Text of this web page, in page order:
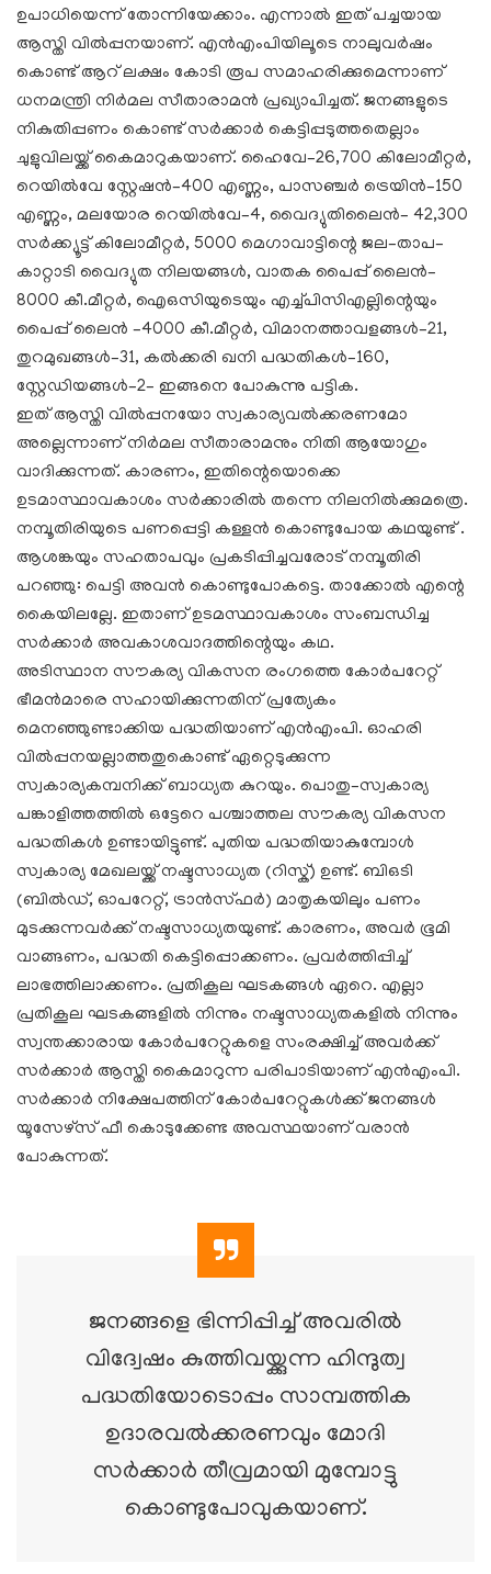
ഉപാധിയെന്ന് തോന്നിയേക്കാം. എന്നാൽ ഇത് പച്ചയായ
ആസ്തി വിൽപ്പനയാണ്‌. എൻഎംപിയിലൂടെ നാലുവർഷം
കൊണ്ട് ആറ് ലക്ഷം കോടി രൂപ സമാഹരിക്കുമെന്നാണ്
ധനമന്ത്രി നിർമല സീതാരാമൻ പ്രഖ്യാപിച്ചത്. ജനങ്ങളുടെ
നികുതിപ്പണം കൊണ്ട് സർക്കാർ കെട്ടിപ്പടുത്തതെല്ലാം
ചുളുവിലയ്ക്ക് കൈമാറുകയാണ്. ഹൈവേ–26,700 കിലോമീറ്റർ,
റെയിൽവേ സ്റ്റേഷൻ–400 എണ്ണം, പാസഞ്ചർ ട്രെയിൻ–150
എണ്ണം, മലയോര റെയിൽവേ–4, വൈദ്യുതിലൈൻ– 42,300
സർക്ക്യൂട്ട് കിലോമീറ്റർ, 5000 മെഗാവാട്ടിന്റെ ജല–താപ–
കാറ്റാടി വൈദ്യുത നിലയങ്ങൾ, വാതക പൈപ്പ് ലൈൻ–
8000 കീ.മീറ്റർ, ഐഒസിയുടെയും എച്ച്പിസിഎല്ലിന്റെയും
പൈപ്പ്‌ ലൈൻ –4000 കീ.മീറ്റർ, വിമാനത്താവളങ്ങൾ–21,
തുറമുഖങ്ങൾ–31, കൽക്കരി ഖനി പദ്ധതികൾ–160,
സ്റ്റേഡിയങ്ങൾ–2– ഇങ്ങനെ പോകുന്നു പട്ടിക.
ഇത് ആസ്തി വിൽപ്പനയോ സ്വകാര്യവൽക്കരണമോ
അല്ലെന്നാണ് നിർമല സീതാരാമനും നിതി ആയോഗും
വാദിക്കുന്നത്. കാരണം, ഇതിന്റെയൊക്കെ
ഉടമാസ്ഥാവകാശം സർക്കാരിൽ തന്നെ നിലനിൽക്കുമത്രെ.
നമ്പൂതിരിയുടെ പണപ്പെട്ടി കള്ളൻ കൊണ്ടുപോയ കഥയുണ്ട് .
ആശങ്കയും സഹതാപവും പ്രകടിപ്പിച്ചവരോട് നമ്പൂതിരി
പറഞ്ഞു: പെട്ടി അവൻ കൊണ്ടുപോകട്ടെ. താക്കോൽ എന്റെ
കൈയിലല്ലേ. ഇതാണ് ഉടമസ്ഥാവകാശം സംബന്ധിച്ച
സർക്കാർ അവകാശവാദത്തിന്റെയും കഥ.
അടിസ്ഥാന സൗകര്യ വികസന രംഗത്തെ കോർപറേറ്റ്
ഭീമൻമാരെ സഹായിക്കുന്നതിന് പ്രത്യേകം
മെനഞ്ഞുണ്ടാക്കിയ പദ്ധതിയാണ് എൻഎംപി. ഓഹരി
വിൽപ്പനയല്ലാത്തതുകൊണ്ട് ഏറ്റെടുക്കുന്ന
സ്വകാര്യകമ്പനിക്ക് ബാധ്യത കുറയും. പൊതു–സ്വകാര്യ
പങ്കാളിത്തത്തിൽ ഒട്ടേറെ പശ്ചാത്തല സൗകര്യ വികസന
പദ്ധതികൾ ഉണ്ടായിട്ടുണ്ട്. പുതിയ പദ്ധതിയാകുമ്പോൾ
സ്വകാര്യ മേഖലയ്ക്ക് നഷ്ടസാധ്യത (റിസ്ക്) ഉണ്ട്. ബിഒടി
(ബിൽഡ്, ഓപറേറ്റ്, ട്രാൻസ്ഫർ) മാതൃകയിലും പണം
മുടക്കുന്നവർക്ക് നഷ്ടസാധ്യതയുണ്ട്. കാരണം, അവർ ഭൂമി
വാങ്ങണം, പദ്ധതി കെട്ടിപ്പൊക്കണം. പ്രവർത്തിപ്പിച്ച്
ലാഭത്തിലാക്കണം. പ്രതികൂല ഘടകങ്ങൾ ഏറെ. എല്ലാ
പ്രതികൂല ഘടകങ്ങളിൽ നിന്നും നഷ്ടസാധ്യതകളിൽ നിന്നും
സ്വന്തക്കാരായ കോർപറേറ്റുകളെ സംരക്ഷിച്ച് അവർക്ക്
സർക്കാർ ആസ്തി കൈമാറുന്ന പരിപാടിയാണ് എൻഎംപി.
സർക്കാർ നിക്ഷേപത്തിന് കോർപറേറ്റുകൾക്ക് ജനങ്ങൾ
യൂസേഴ്സ് ഫീ കൊടുക്കേണ്ട അവസ്ഥയാണ് വരാൻ
പോകുന്നത്.
ജനങ്ങളെ ഭിന്നിപ്പിച്ച് അവരിൽ
വിദ്വേഷം കുത്തിവയ്ക്കുന്ന ഹിന്ദുത്വ
പദ്ധതിയോടൊപ്പം സാമ്പത്തിക
ഉദാരവൽക്കരണവും മോദി
സർക്കാർ തീവ്രമായി മുമ്പോട്ടു
കൊണ്ടുപോവുകയാണ്.